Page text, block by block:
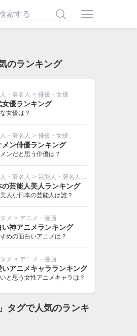
のランキング
・著名人 > 俳優・女優
女優ランキング
女優は？
・著名人 > 俳優・女優
メン俳優ランキング
ンだと思う俳優は？
・著名人 > 芸能人・著名人その他
の芸能人美人ランキング
人な日本の芸能人は誰？
メ > アニメ・漫画
い神アニメランキング
めの面白いアニメは？
メ > アニメ・漫画
いアニメキャラランキング
と思う女性アニメキャラは？
タグで人気のランキ